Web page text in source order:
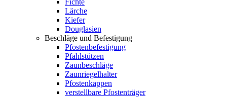
Fichte
Lärche
Kiefer
Douglasien
Beschläge und Befestigung
Pfostenbefestigung
Pfahlstützen
Zaunbeschläge
Zaunriegelhalter
Pfostenkappen
verstellbare Pfostenträger